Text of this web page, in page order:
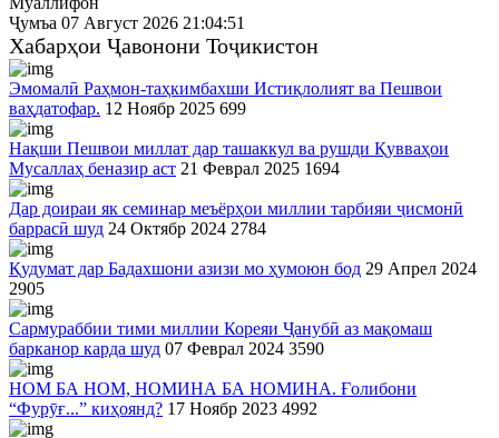
Ҷумъа 07 Август 2026 21:04:52
Хабарҳои Ҷавонони Тоҷикистон
Эмомалӣ Раҳмон-таҳкимбахши Истиқлолият ва Пешвои
ваҳдатофар. 12 Ноябр 2025 699
Нақши Пешвои миллат дар ташаккул ва рушди Қувваҳои
Мусаллаҳ беназир аст 21 Феврал 2025 1694
Дар доираи як семинар меъёрҳои миллии тарбияи ҷисмонӣ
баррасӣ шуд 24 Октябр 2024 2784
Қудумат дар Бадахшони азизи мо ҳумоюн бод 29 Апрел 2024
2905
Сармураббии тими миллии Кореяи Ҷанубӣ аз мақомаш
барканор карда шуд 07 Феврал 2024 3590
НОМ БА НОМ, НОМИНА БА НОМИНА. Ғолибони
“Фурӯғ...” киҳоянд? 17 Ноябр 2023 4992